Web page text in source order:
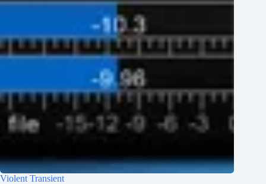
Violent Transient